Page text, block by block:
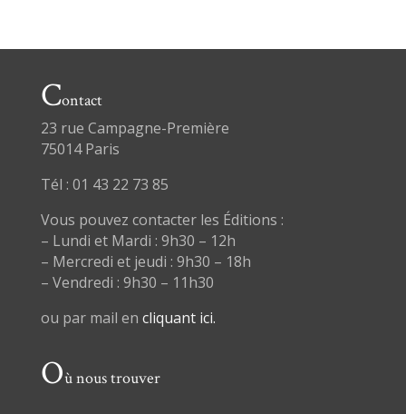
Contact
23 rue Campagne-Première
75014 Paris
Tél : 01 43 22 73 85
Vous pouvez contacter les Éditions :
– Lundi et Mardi : 9h30 – 12h
– Mercredi et jeudi : 9h30 – 18h
– Vendredi : 9h30 – 11h30
ou par mail en cliquant ici.
Où nous trouver